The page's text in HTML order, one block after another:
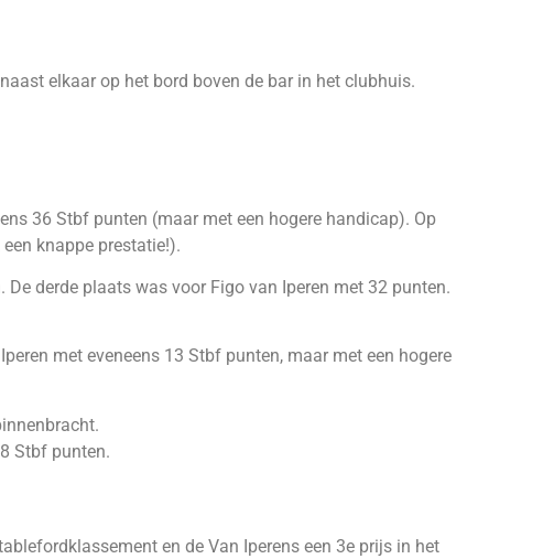
elkaar op het bord boven de bar in het clubhuis.
36 Stbf punten (maar met een hogere handicap). Op
knappe prestatie!).
derde plaats was voor Figo van Iperen met 32 punten.
met eveneens 13 Stbf punten, maar met een hogere
Stbf punten.
en de Van Iperens een 3e prijs in het